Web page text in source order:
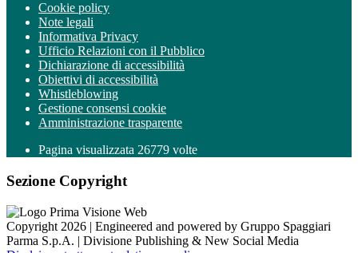
Cookie policy
Note legali
Informativa Privacy
Ufficio Relazioni con il Pubblico
Dichiarazione di accessibilità
Obiettivi di accessibilità
Whistleblowing
Gestione consensi cookie
Amministrazione trasparente
Pagina visualizzata 26779 volte
Sezione Copyright
Copyright 2026 | Engineered and powered by Gruppo Spaggiari
Parma S.p.A. | Divisione Publishing & New Social Media